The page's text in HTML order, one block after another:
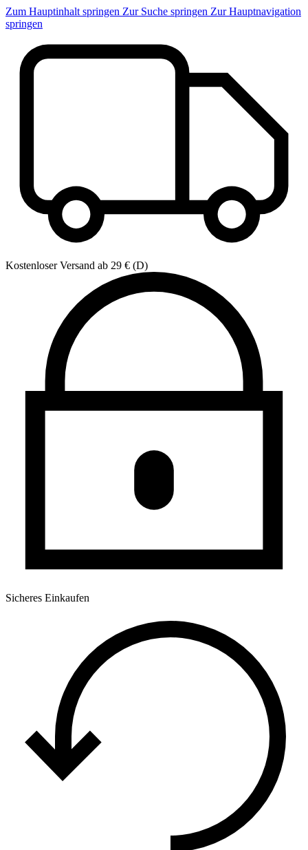
Zum Hauptinhalt springen Zur Suche springen Zur Hauptnavigation
springen
Kostenloser Versand ab 29 € (D)
Sicheres Einkaufen